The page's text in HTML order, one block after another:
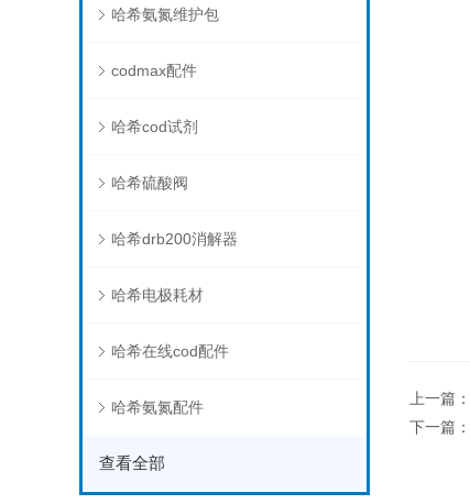
哈希氨氮维护包
codmax配件
哈希cod试剂
哈希硫酸阀
哈希drb200消解器
哈希电极耗材
哈希在线cod配件
哈希氨氮配件
查看全部
上一篇：
下一篇：